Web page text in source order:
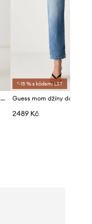
Guess džíny tapered dámské NEW MOM
*-15 % s kódem: LST
2489 Kč